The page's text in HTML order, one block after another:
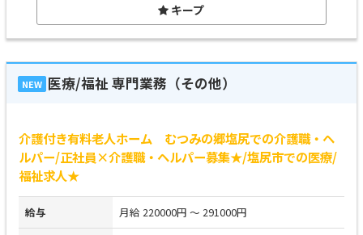
キープ
NEW 医療/福祉 専門業務（その他）
介護付き有料老人ホーム むつみの郷塩尻での介護職・ヘ
ルパー/正社員×介護職・ヘルパー募集★/塩尻市での医療/
福祉求人★
給与 月給 220000円 ～ 291000円